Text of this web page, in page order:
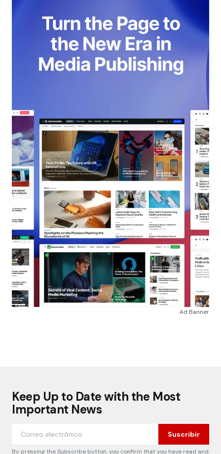
Ad Banner
Keep Up to Date with the Most
Important News
Suscribir
By pressing the Subscribe button, you confirm that you have read and